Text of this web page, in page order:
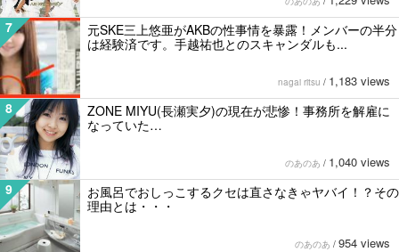
7
元SKE三上悠亜がAKBの性事情を暴露！メンバーの半分
は経験済です。手越祐也とのスキャンダルも...
nagai ritsu / 1,183 views
8
ZONE MIYU(長瀬実夕)の現在が悲惨！事務所を解雇に
なっていた…
のあのあ / 1,040 views
9
お風呂でおしっこするクセは直さなきゃヤバイ！？その
理由とは・・・
のあのあ / 954 views